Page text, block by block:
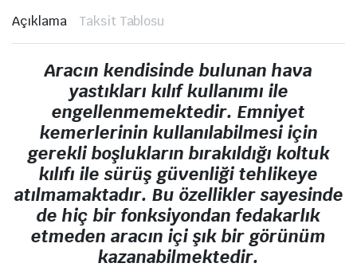
Açıklama Taksit Tablosu
Aracın kendisinde bulunan hava
yastıkları kılıf kullanımı ile
engellenmemektedir. Emniyet
kemerlerinin kullanılabilmesi için
gerekli boşlukların bırakıldığı koltuk
kılıfı ile sürüş güvenliği tehlikeye
atılmamaktadır. Bu özellikler sayesinde
de hiç bir fonksiyondan fedakarlık
etmeden aracın içi şık bir görünüm
kazanabilmektedir.